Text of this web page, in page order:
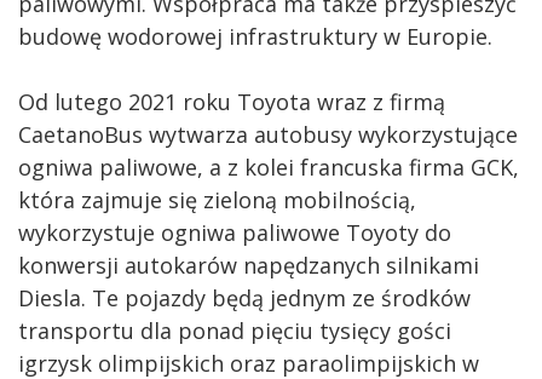
budowę wodorowej infrastruktury w Europie.
Od lutego 2021 roku Toyota wraz z firmą
CaetanoBus wytwarza autobusy wykorzystujące
ogniwa paliwowe, a z kolei francuska firma GCK,
która zajmuje się zieloną mobilnością,
wykorzystuje ogniwa paliwowe Toyoty do
konwersji autokarów napędzanych silnikami
Diesla. Te pojazdy będą jednym ze środków
transportu dla ponad pięciu tysięcy gości
igrzysk olimpijskich oraz paraolimpijskich w